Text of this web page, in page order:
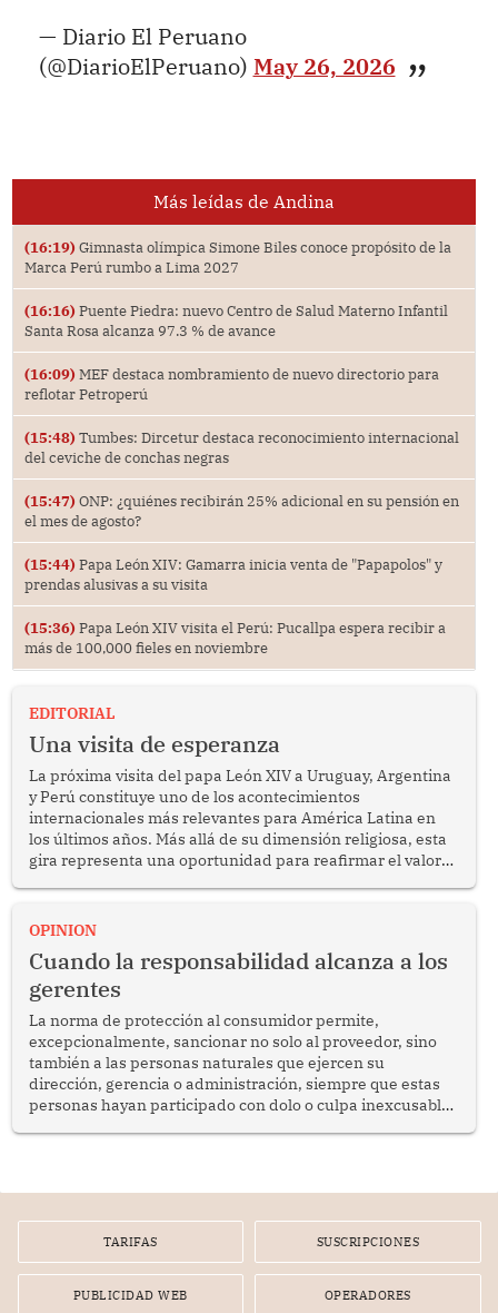
— Diario El Peruano
(@DiarioElPeruano) May 26, 2026
Más leídas de Andina
(16:19) Gimnasta olímpica Simone Biles conoce propósito de la
Marca Perú rumbo a Lima 2027
(16:16) Puente Piedra: nuevo Centro de Salud Materno Infantil
Santa Rosa alcanza 97.3 % de avance
(16:09) MEF destaca nombramiento de nuevo directorio para
reflotar Petroperú
(15:48) Tumbes: Dircetur destaca reconocimiento internacional
del ceviche de conchas negras
(15:47) ONP: ¿quiénes recibirán 25% adicional en su pensión en
el mes de agosto?
(15:44) Papa León XIV: Gamarra inicia venta de "Papapolos" y
prendas alusivas a su visita
(15:36) Papa León XIV visita el Perú: Pucallpa espera recibir a
más de 100,000 fieles en noviembre
EDITORIAL
Una visita de esperanza
La próxima visita del papa León XIV a Uruguay, Argentina
y Perú constituye uno de los acontecimientos
internacionales más relevantes para América Latina en
los últimos años. Más allá de su dimensión religiosa, esta
gira representa una oportunidad para reafirmar el valor
enfrenta desafíos en materia de desarrollo, cohesión
OPINION
Cuando la responsabilidad alcanza a los
gerentes
La norma de protección al consumidor permite,
excepcionalmente, sancionar no solo al proveedor, sino
también a las personas naturales que ejercen su
dirección, gerencia o administración, siempre que estas
personas hayan participado con dolo o culpa inexcusable
por la frustrada realización de un meet and greet con
TARIFAS SUSCRIPCIONES
PUBLICIDAD WEB OPERADORES